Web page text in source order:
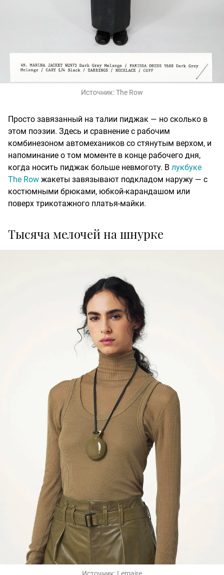
Источник:The Row
Просто завязанный на талии пиджак — но сколько в
этом поэзии. Здесь и сравнение с рабочим
комбинезоном автомехаников со стянутым верхом, и
напоминание о том моменте в конце рабочего дня,
когда носить пиджак больше невмоготу. В лукбуке
The Row жакеты завязывают подкладом наружу — с
костюмными брюками, юбкой-карандашом или
поверх трикотажного платья-майки.
Тысяча мелочей на шнурке